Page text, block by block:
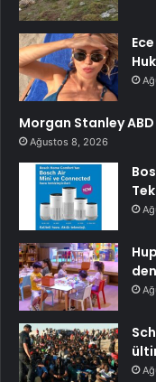
Morgan Stanley
Ağustos 8, 2026